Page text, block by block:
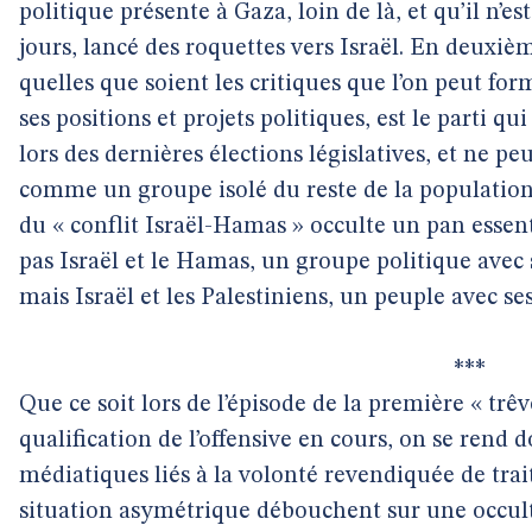
politique présente à Gaza, loin de là, et qu’il
jours, lancé des roquettes vers Israël. En
quelles que soient les critiques que l’on peut
ses positions et projets politiques, est le parti
lors des dernières élections législatives, et ne
comme un groupe isolé du reste de la
du « conflit Israël-Hamas » occulte un pan
pas Israël et le Hamas, un groupe politique avec
mais Israël et les Palestiniens, un peuple avec
***
Que ce soit lors de l’épisode de la première «
qualification de l’offensive en cours, on se rend
médiatiques liés à la volonté revendiquée de
situation asymétrique débouchent sur une